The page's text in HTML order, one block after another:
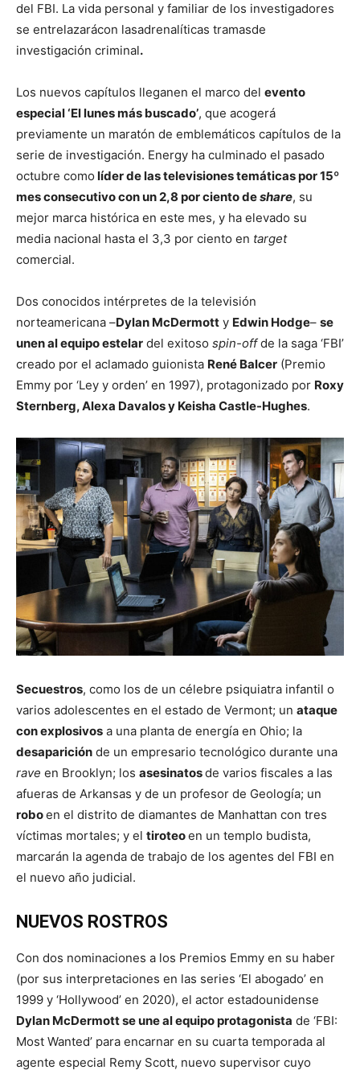
del FBI. La vida personal y familiar de los investigadores
se entrelazarácon lasadrenalíticas tramasde
investigación criminal.
Los nuevos capítulos lleganen el marco del evento
especial ‘El lunes más buscado’, que acogerá
previamente un maratón de emblemáticos capítulos de la
serie de investigación. Energy ha culminado el pasado
octubre como líder de las televisiones temáticas por 15º
mes consecutivo con un 2,8 por ciento deshare, su
mejor marca histórica en este mes, y ha elevado su
media nacional hasta el 3,3 por ciento en target
comercial.
Dos conocidos intérpretes de la televisión
norteamericana –Dylan McDermott y Edwin Hodge– se
unen al equipo estelar del exitoso spin-offde la saga ‘FBI’
creado por el aclamado guionista René Balcer (Premio
Emmy por ‘Ley y orden’ en 1997), protagonizado por Roxy
Sternberg, Alexa Davalos y Keisha Castle-Hughes.
Secuestros, como los de un célebre psiquiatra infantil o
varios adolescentes en el estado de Vermont; un ataque
con explosivos a una planta de energía en Ohio; la
desaparición de un empresario tecnológico durante una
rave en Brooklyn; los asesinatosde varios fiscales a las
afueras de Arkansas y de un profesor de Geología; un
roboen el distrito de diamantes de Manhattan con tres
víctimas mortales; y el tiroteoen un templo budista,
marcarán la agenda de trabajo de los agentes del FBI en
el nuevo año judicial.
NUEVOS ROSTROS
Con dos nominaciones a los Premios Emmy en su haber
(por sus interpretaciones en las series ‘El abogado’ en
1999 y ‘Hollywood’ en 2020), el actor estadounidense
Dylan McDermott se une al equipo protagonista de ‘FBI:
Most Wanted’ para encarnar en su cuarta temporada al
agente especial Remy Scott, nuevo supervisor cuyo